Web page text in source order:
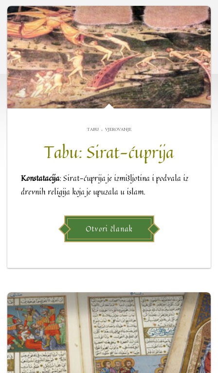
TABU . VJEROVANJE
Tabu: Sirat-ćuprija
Konstatacija: Sirat-ćuprija je izmišljotina i podvala iz
drevnih religija koja je upuzala u islam.
Otvori članak